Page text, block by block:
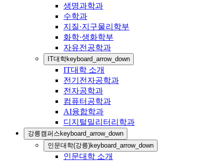
생명과학과
수학과
지질·지구물리학부
화학·생화학부
자유전공학과
IT대학keyboard_arrow_down
IT대학 소개
전기전자공학과
전자공학과
컴퓨터공학과
AI융합학과
디지털밀리터리학과
강릉캠퍼스keyboard_arrow_down
인문대학(강릉)keyboard_arrow_down
인문대학 소개